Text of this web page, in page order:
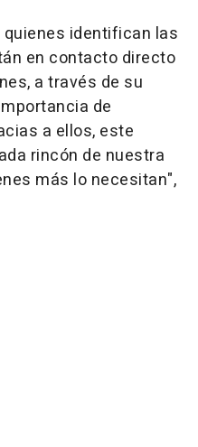
identifican las
en contacto directo
a través de su
de
a ellos, este
rincón de nuestra
más lo necesitan",